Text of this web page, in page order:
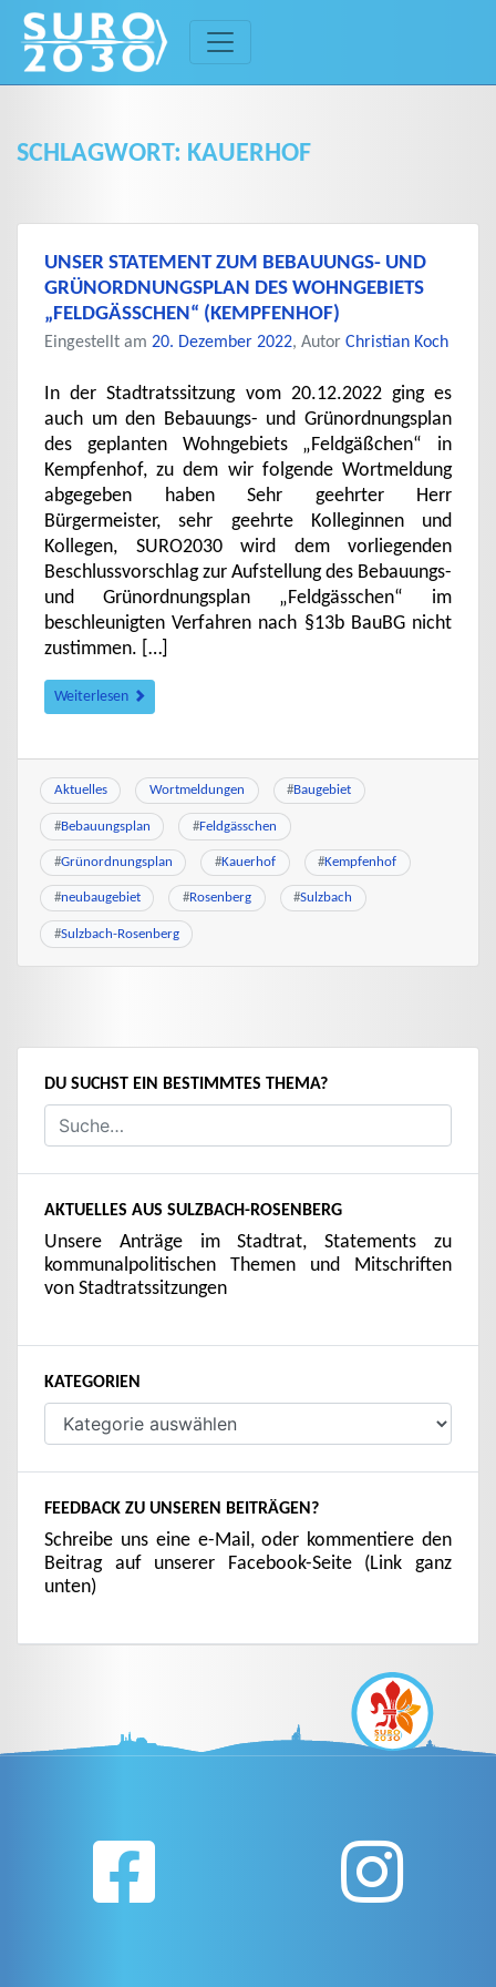
content
SCHLAGWORT: KAUERHOF
UNSER STATEMENT ZUM BEBAUUNGS- UND
GRÜNORDNUNGSPLAN DES WOHNGEBIETS
„FELDGÄSSCHEN“ (KEMPFENHOF)
Eingestellt am 20. Dezember 2022, Autor Christian Koch
In der Stadtratssitzung vom 20.12.2022 ging es
auch um den Bebauungs- und Grünordnungsplan
des geplanten Wohngebiets „Feldgäßchen“ in
Kempfenhof, zu dem wir folgende Wortmeldung
abgegeben haben Sehr geehrter Herr
Bürgermeister, sehr geehrte Kolleginnen und
Kollegen, SURO2030 wird dem vorliegenden
Beschlussvorschlag zur Aufstellung des Bebauungs-
und Grünordnungsplan „Feldgässchen“ im
beschleunigten Verfahren nach §13b BauBG nicht
zustimmen. […]
Weiterlesen
Aktuelles Wortmeldungen #Baugebiet
#Bebauungsplan #Feldgässchen
#Grünordnungsplan #Kauerhof #Kempfenhof
#neubaugebiet #Rosenberg #Sulzbach
#Sulzbach-Rosenberg
DU SUCHST EIN BESTIMMTES THEMA?
AKTUELLES AUS SULZBACH-ROSENBERG
Unsere Anträge im Stadtrat, Statements zu
kommunalpolitischen Themen und Mitschriften
von Stadtratssitzungen
KATEGORIEN
FEEDBACK ZU UNSEREN BEITRÄGEN?
Schreibe uns eine e-Mail, oder kommentiere den
Beitrag auf unserer Facebook-Seite (Link ganz
unten)